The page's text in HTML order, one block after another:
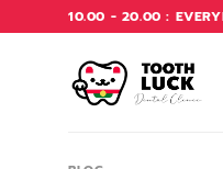
to
10.00 - 20.00 :